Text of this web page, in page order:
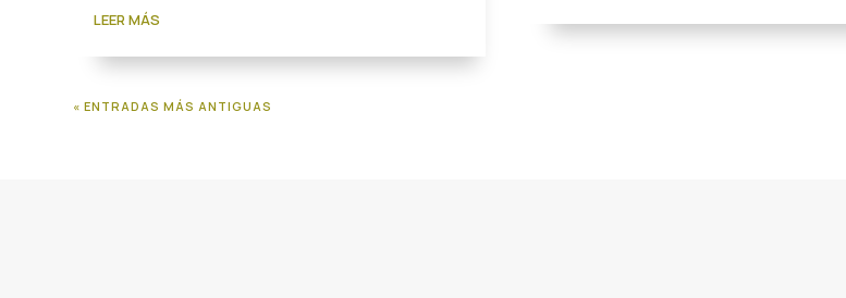
LEER MÁS
« ENTRADAS MÁS ANTIGUAS